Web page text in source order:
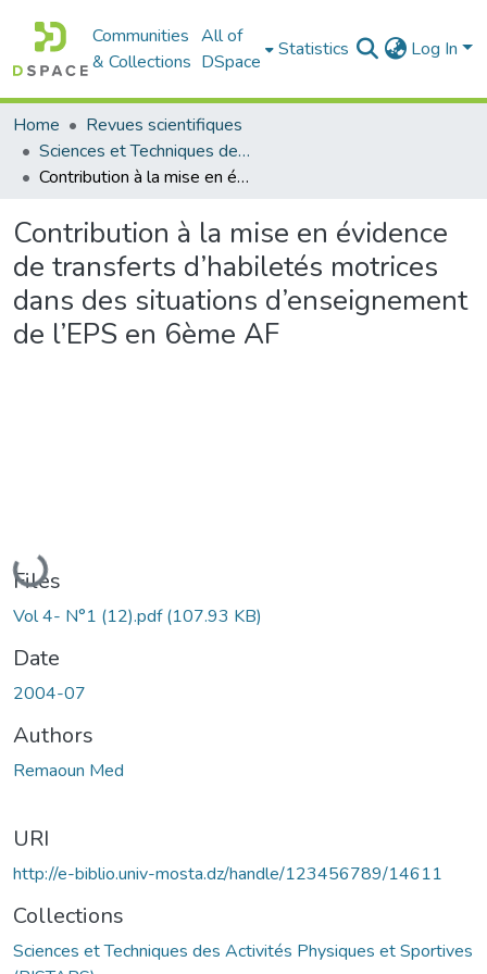
Communities
& Collections
All of
DSpace
Statistics Log In
Home
Revues scientifiques
Sciences et Techniques des Activités Physiques et Sportives (RISTAPS)
Contribution à la mise en évidence de transferts d’habiletés motrices dans des situations d’enseignement de l’EPS en 6ème AF
Contribution à la mise en évidence
de transferts d’habiletés motrices
dans des situations d’enseignement
de l’EPS en 6ème AF
Loading...
Files
Vol 4- N°1 (12).pdf(107.93 KB)
Date
2004-07
Authors
Remaoun Med
URI
http://e-biblio.univ-mosta.dz/handle/123456789/14611
Collections
Sciences et Techniques des Activités Physiques et Sportives